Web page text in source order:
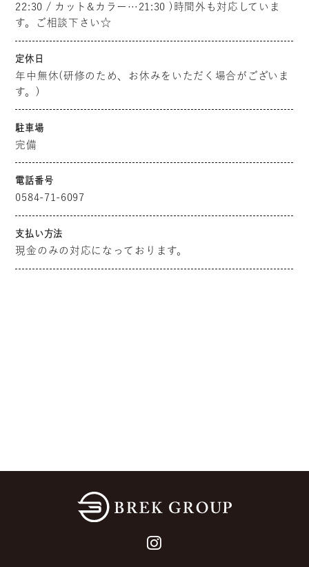
22:30 / カット&カラー…21:30 )時間外も対応していま
す。ご相談下さい☆
定休日
年中無休(研修のため、お休みをいただく場合がございま
す。)
駐車場
完備
電話番号
0584-71-6097
支払い方法
現金のみの対応になっております。